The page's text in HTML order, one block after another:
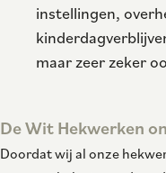
instellingen,
maar zeer zeker
De Wit Hekwerken
Doordat wij al onze